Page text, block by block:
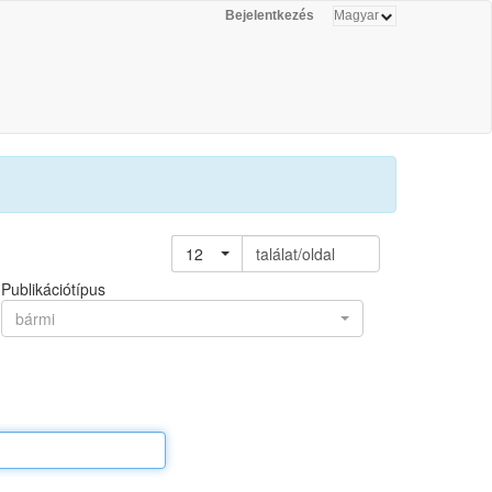
Bejelentkezés
12
találat/oldal
Publikációtípus
bármi